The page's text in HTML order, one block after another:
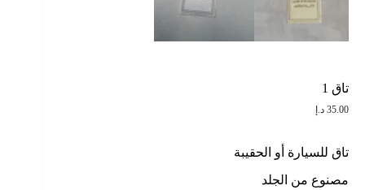
تاق 1
35.00 د.إ
تاق للسيارة أو الحقيبة
مصنوع من الجلد